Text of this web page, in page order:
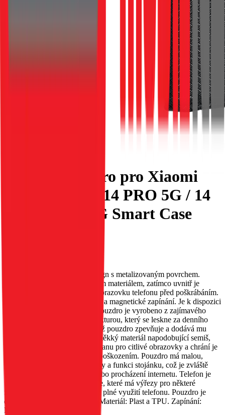
Flipové pouzdro pro Xiaomi
Redmi NOTE 14 PRO 5G / 14
PRO PLUS 5G Smart Case
Toto pouzdro má původní design s metalizovaným povrchem.
Vnější strana je obšita třpytivým materiálem, zatímco uvnitř je
měkký materiál, který chrání obrazovku telefonu před poškrábáním.
Obsahuje kapsu na dokumenty a magnetické zapínání. Je k dispozici
v několika různých barvách. Pouzdro je vyrobeno z zajímavého
materiálu s metalizovanou strukturou, který se leskne za denního
světla. Okraje jsou zesíleny, což pouzdro zpevňuje a dodává mu
originalitu. Uvnitř je umístěn měkký materiál napodobující semiš,
který poskytuje vynikající ochranu pro citlivé obrazovky a chrání je
před poškrábáním a drobným poškozením. Pouzdro má malou,
praktickou kapsu na dokumenty a funkci stojánku, což je zvláště
užitečné při sledování filmů nebo procházení internetu. Telefon je
umístěn v silikonovém pouzdře, které má výřezy pro některé
funkční tlačítka, což umožňuje plné využití telefonu. Pouzdro je
dostupné v několika barvách. Materiál: Plast a TPU. Zapínání:
Magnet.